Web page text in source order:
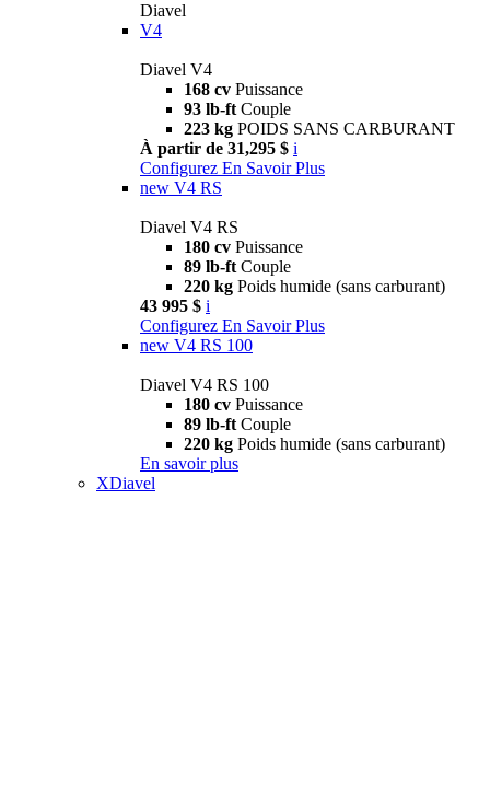
Diavel
V4
Diavel V4
168 cv Puissance
93 lb-ft Couple
223 kg POIDS SANS CARBURANT
À partir de 31,295 $ i
Configurez En Savoir Plus
new V4 RS
Diavel V4 RS
180 cv Puissance
89 lb-ft Couple
220 kg Poids humide (sans carburant)
43 995 $ i
Configurez En Savoir Plus
new V4 RS 100
Diavel V4 RS 100
180 cv Puissance
89 lb-ft Couple
220 kg Poids humide (sans carburant)
En savoir plus
XDiavel